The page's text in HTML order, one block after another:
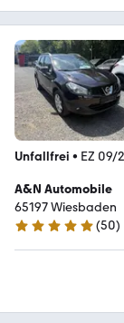
Unfallfrei • EZ 09/
A&N Automobile
65197 Wiesbaden
4.8 Sterne
(50)